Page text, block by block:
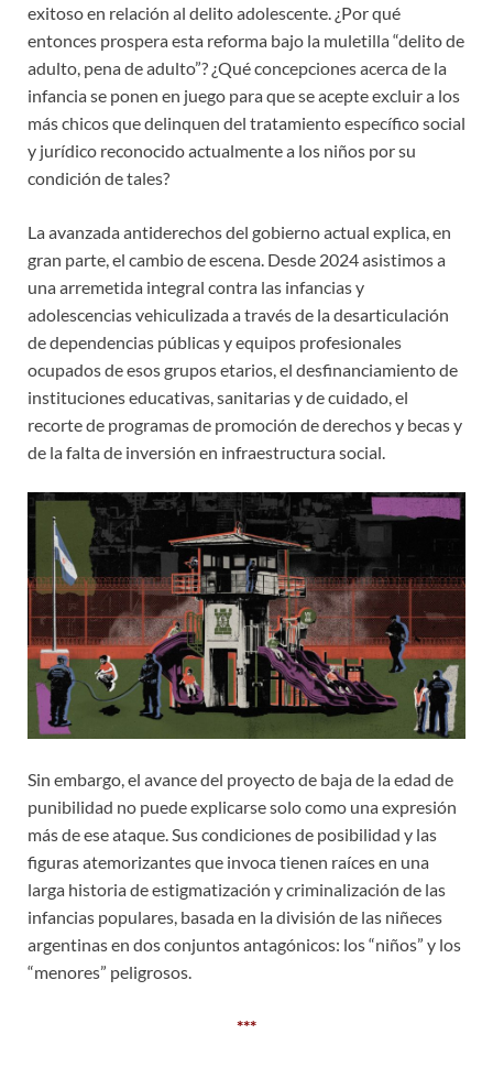
exitoso en relación al delito adolescente. ¿Por qué
entonces prospera esta reforma bajo la muletilla “delito de
adulto, pena de adulto”? ¿Qué concepciones acerca de la
infancia se ponen en juego para que se acepte excluir a los
más chicos que delinquen del tratamiento específico social
y jurídico reconocido actualmente a los niños por su
condición de tales?
La avanzada antiderechos del gobierno actual explica, en
gran parte, el cambio de escena. Desde 2024 asistimos a
una arremetida integral contra las infancias y
adolescencias vehiculizada a través de la desarticulación
de dependencias públicas y equipos profesionales
ocupados de esos grupos etarios, el desfinanciamiento de
instituciones educativas, sanitarias y de cuidado, el
recorte de programas de promoción de derechos y becas y
de la falta de inversión en infraestructura social.
Sin embargo, el avance del proyecto de baja de la edad de
punibilidad no puede explicarse solo como una expresión
más de ese ataque. Sus condiciones de posibilidad y las
figuras atemorizantes que invoca tienen raíces en una
larga historia de estigmatización y criminalización de las
infancias populares, basada en la división de las niñeces
argentinas en dos conjuntos antagónicos: los “niños” y los
“menores” peligrosos.
***